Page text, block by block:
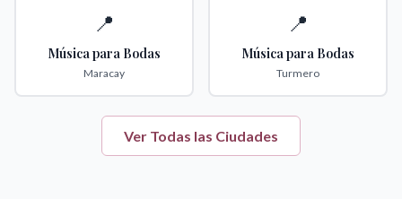
📍
Música para Bodas
Maracay
📍
Música para Bodas
Turmero
Ver Todas las Ciudades